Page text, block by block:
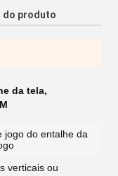
do produto
da tela,
jogo do entalhe da
verticais ou